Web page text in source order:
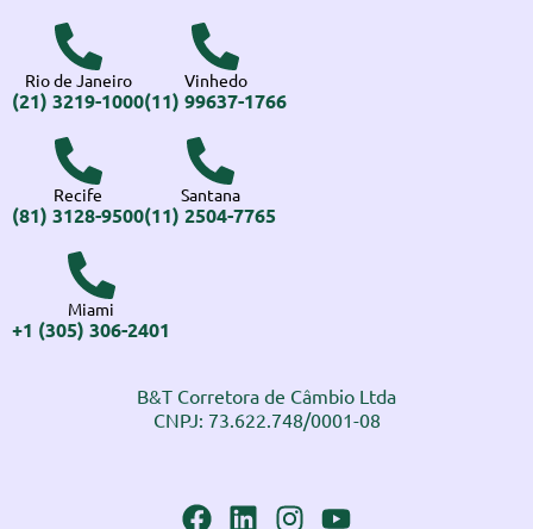
Rio de Janeiro
(21) 3219-1000
Vinhedo
(11) 99637-1766
Recife
(81) 3128-9500
Santana
(11) 2504-7765
Miami
+1 (305) 306-2401
B&T Corretora de Câmbio Ltda
CNPJ: 73.622.748/0001-08